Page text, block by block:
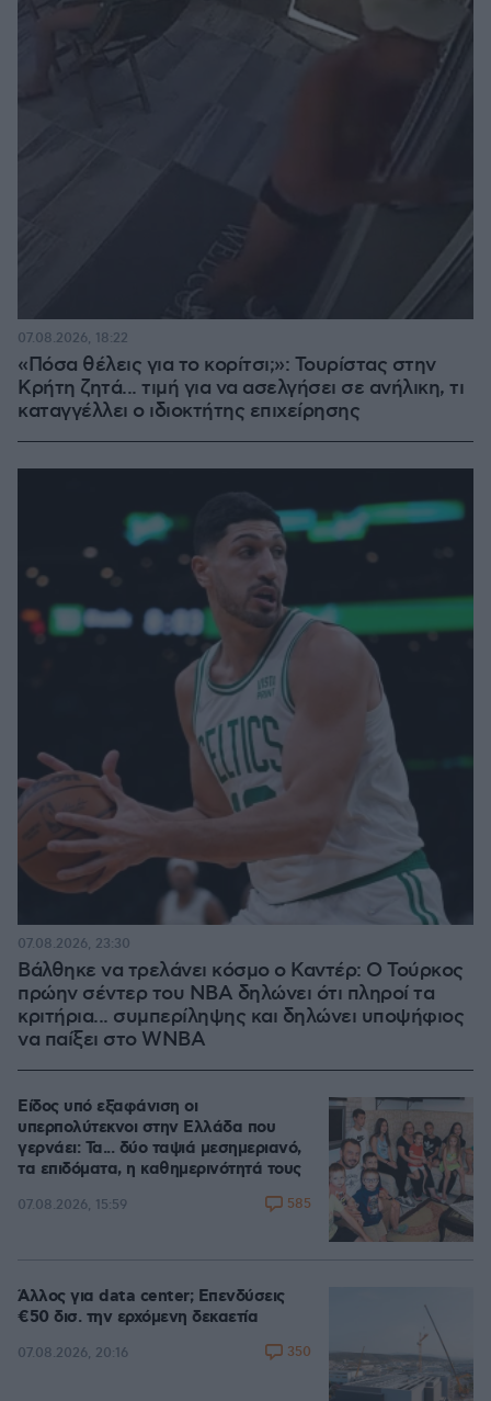
«Πόσα θέλεις για το κορίτσι;»: Τουρίστας στην
Κρήτη ζητά... τιμή για να ασελγήσει σε ανήλικη, τι
καταγγέλλει ο ιδιοκτήτης επιχείρησης
07.08.2026, 18:22
Βάλθηκε να τρελάνει κόσμο ο Καντέρ: Ο Τούρκος
πρώην σέντερ του NBA δηλώνει ότι πληροί τα
κριτήρια... συμπερίληψης και δηλώνει υποψήφιος
να παίξει στο WNBA
07.08.2026, 23:30
Είδος υπό εξαφάνιση οι
υπερπολύτεκνοι στην Ελλάδα που
γερνάει: Τα... δύο ταψιά μεσημεριανό,
τα επιδόματα, η καθημερινότητά τους
07.08.2026, 15:59 585
Άλλος για data center; Επενδύσεις
€50 δισ. την ερχόμενη δεκαετία
07.08.2026, 20:16 350